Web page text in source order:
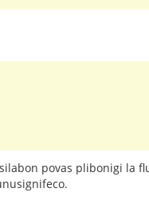
povas plibonigi la